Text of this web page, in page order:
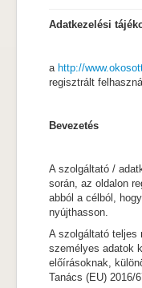
Díjaink
Adatkezelési
a http://
regisztrált
Bevezetés
A szolgáltató /
során, az oldalon
abból a célból,
nyújthasson.
A szolgáltató teljes
személyes adatok
előírásoknak,
Tanács (EU) 2016/